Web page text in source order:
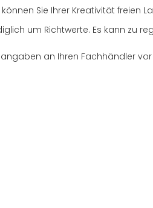
Sie Ihrer Kreativität freien
um Richtwerte. Es kann zu
an Ihren Fachhändler vor